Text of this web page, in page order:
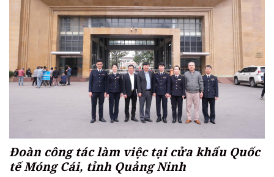
Đoàn công tác làm việc tại cửa khẩu Quốc
tế Móng Cái, tỉnh Quảng Ninh